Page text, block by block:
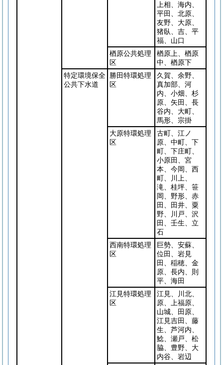
上相、海内、
平田、北原、
友野、大原、
猪臥、吉、平
福、山口
楢原公共処理
区
楢原上、楢原
中、楢原下
特定環境保全
公共下水道
勝田特環処理
区
久賀、余野、
真加部、河
内、小畑、杉
原、矢田、長
谷内、大町、
馬形、宗掛
大原特環処理
区
古町、江ノ
原、中町、下
町、下庄町、
小原田、宮
本、今岡、西
町、川上、
滝、桂坪、笹
岡、野形、赤
田、田井、粟
野、川戸、沢
田、壬生、立
石
西南特環処理
区
巨勢、安蘇、
位田、岩見
田、稲穂、金
原、長内、則
平、海田
江見特環処理
区
江見、川北、
原、上福原、
山城、田原、
江見吉田、藤
生、芦河内、
鯰、瀬戸、松
脇、豊野、大
内谷、岩辺